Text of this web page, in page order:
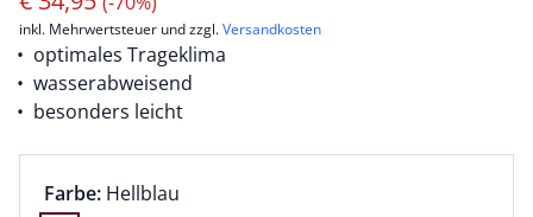
inkl. Mehrwertsteuer und zzgl.Versandkosten
optimales Trageklima
wasserabweisend
besonders leicht
Farbauswahl:
Farbe: aktuell ausgewählt:
Hellblau